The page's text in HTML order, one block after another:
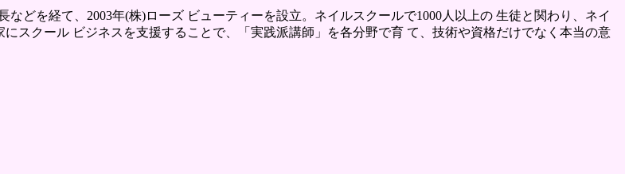
どを経て、2003年(株)ローズ ビューティーを設立。ネイルスクールで1000人以上の 生徒と関わり、ネイ
スクール ビジネスを支援することで、「実践派講師」を各分野で育 て、技術や資格だけでなく本当の意